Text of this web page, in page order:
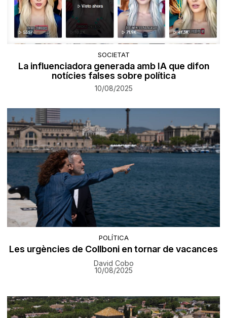
SOCIETAT
La influenciadora generada amb IA que difon
notícies falses sobre política
10/08/2025
POLÍTICA
Les urgències de Collboni en tornar de vacances
David Cobo
10/08/2025